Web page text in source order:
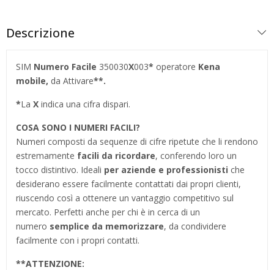
Descrizione
SIM Numero Facile 350030X003* operatore Kena
mobile, da Attivare**.
*La X indica una cifra dispari.
COSA SONO I NUMERI FACILI?
Numeri composti da sequenze di cifre ripetute che li rendono
estremamente facili da ricordare, conferendo loro un
tocco distintivo. Ideali per aziende e professionisti che
desiderano essere facilmente contattati dai propri clienti,
riuscendo così a ottenere un vantaggio competitivo sul
mercato. Perfetti anche per chi è in cerca di un
numero semplice da memorizzare, da condividere
facilmente con i propri contatti.
**ATTENZIONE: